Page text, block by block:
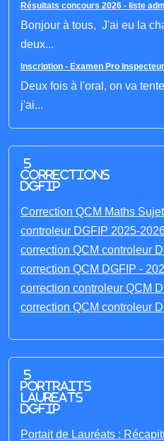
Résultats concours 2026 - liste
Bonjour à tous, J'ai eu la
deux...
Inscription - Examen Pro
Deux fois à l'oral, on va
j'ai...
5
corrections
DGFIP
Correction QCM Maths
controleur DGFIP 2025-
correction QCM controleur
correction QCM DGFIP -
correction controleur QCM
correction QCM controleur
5
portraits
laureats
DGFIP
Portait de Lauréats :